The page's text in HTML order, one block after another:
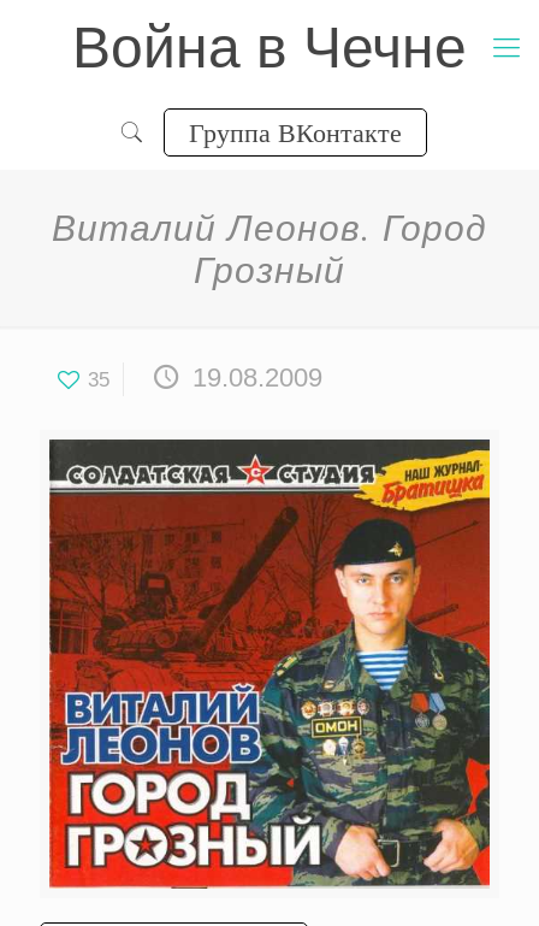
Война в Чечне
Группа ВКонтакте
Виталий Леонов. Город
Грозный
35 19.08.2009